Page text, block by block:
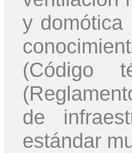
y domótica
(Código
de
estándar